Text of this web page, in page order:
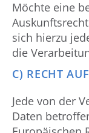
Möchte eine
sich hierzu
die
C) RECHT
Jede von der
Daten